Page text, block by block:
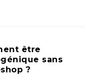
être
sans
?